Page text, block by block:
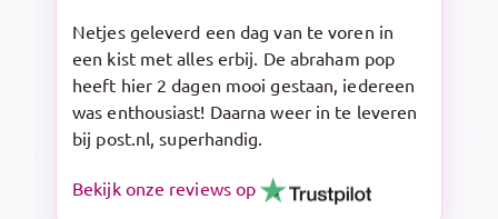
Snelle levering en makkelijk op te zetten.
De Sarah pop is een aanrader!
Bekijk onze reviews op